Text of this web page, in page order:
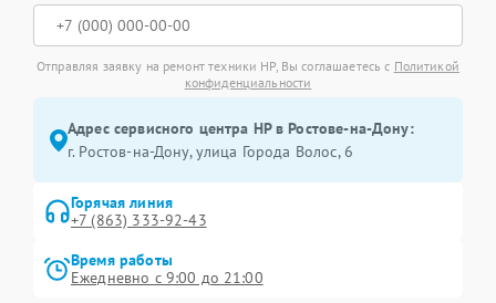
Отправляя заявку на ремонт техники HP, Вы соглашаетесь с Политикой
конфиденциальности
Адрес сервисного центра HP в Ростове-на-Дону:
г. Ростов-на-Дону, улица Города Волос, 6
Горячая линия
+7 (863) 333-92-43
Время работы
Ежедневно с 9:00 до 21:00